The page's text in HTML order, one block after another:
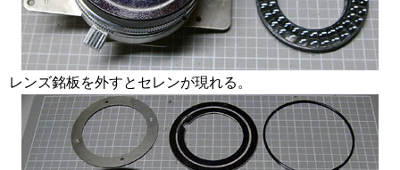
レンズ銘板を外すとセレンが現れる。